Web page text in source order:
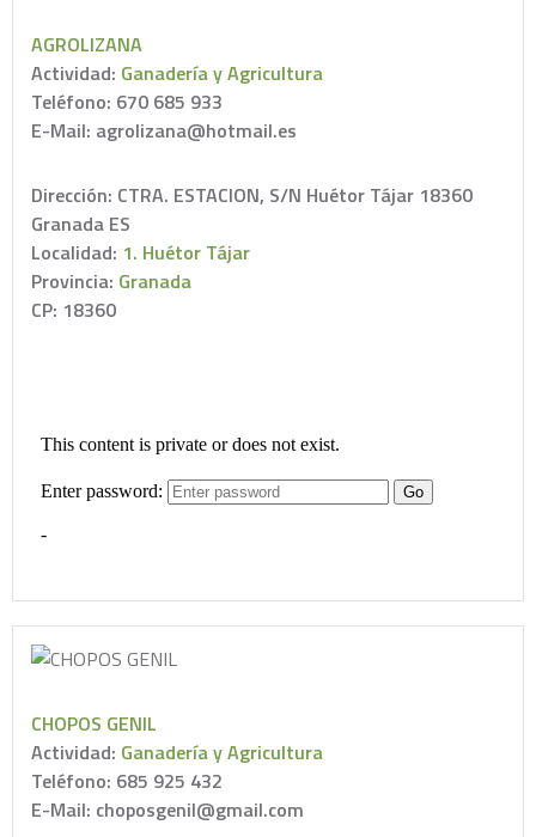
AGROLIZANA
Actividad: Ganadería y Agricultura
Teléfono: 670 685 933
E-Mail: agrolizana@hotmail.es
Dirección: CTRA. ESTACION, S/N Huétor Tájar 18360
Granada ES
Localidad: 1. Huétor Tájar
Provincia: Granada
CP: 18360
CHOPOS GENIL
Actividad: Ganadería y Agricultura
Teléfono: 685 925 432
E-Mail: choposgenil@gmail.com